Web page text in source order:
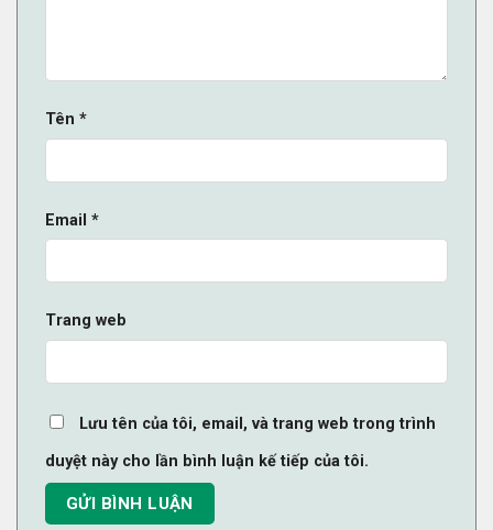
Tên *
Email *
Trang web
Lưu tên của tôi, email, và trang web trong trình
duyệt này cho lần bình luận kế tiếp của tôi.